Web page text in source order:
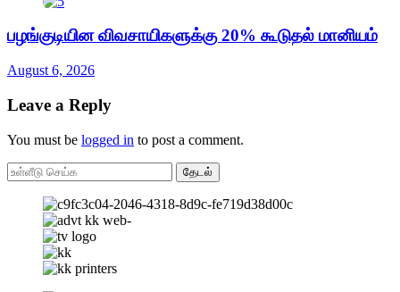
பழங்குடியின விவசாயிகளுக்கு 20% கூடுதல் மானியம்
August 6, 2026
Leave a Reply
You must be logged in to post a comment.
தேடல்